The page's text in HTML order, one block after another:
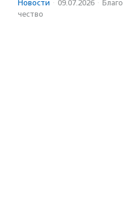
Новости · 09.07.2026 ·
чест­во